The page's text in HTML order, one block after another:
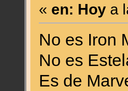
« en: Hoya
No es Iron
No es
Es de